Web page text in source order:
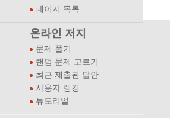
페이지 목록
온라인 저지
문제 풀기
랜덤 문제 고르기
최근 제출된 답안
사용자 랭킹
튜토리얼